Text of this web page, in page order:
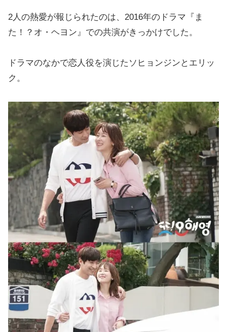
2人の熱愛が報じられたのは、2016年のドラマ『ま
た！？オ・ヘヨン』での共演がきっかけでした。
ドラマのなかで恋人役を演じたソヒョンジンとエリッ
ク。